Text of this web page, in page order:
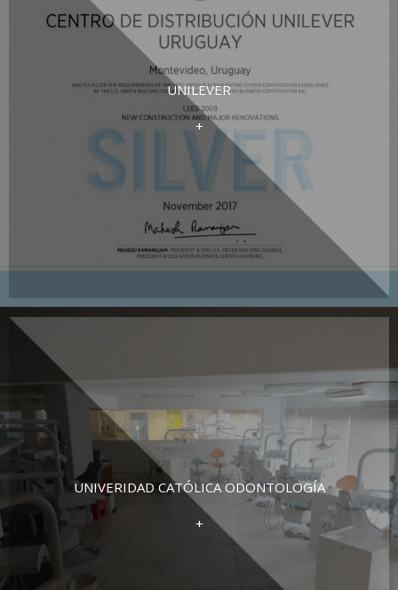
UNILEVER
+
UNIVERIDAD CATÓLICA ODONTOLOGÍA
+